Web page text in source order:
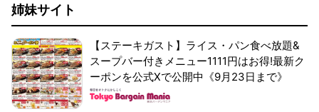
姉妹サイト
【ステーキガスト】ライス・パン食べ放題&
スープバー付きメニュー1111円はお得!最新ク
ーポンを公式Xで公開中《9月23日まで》